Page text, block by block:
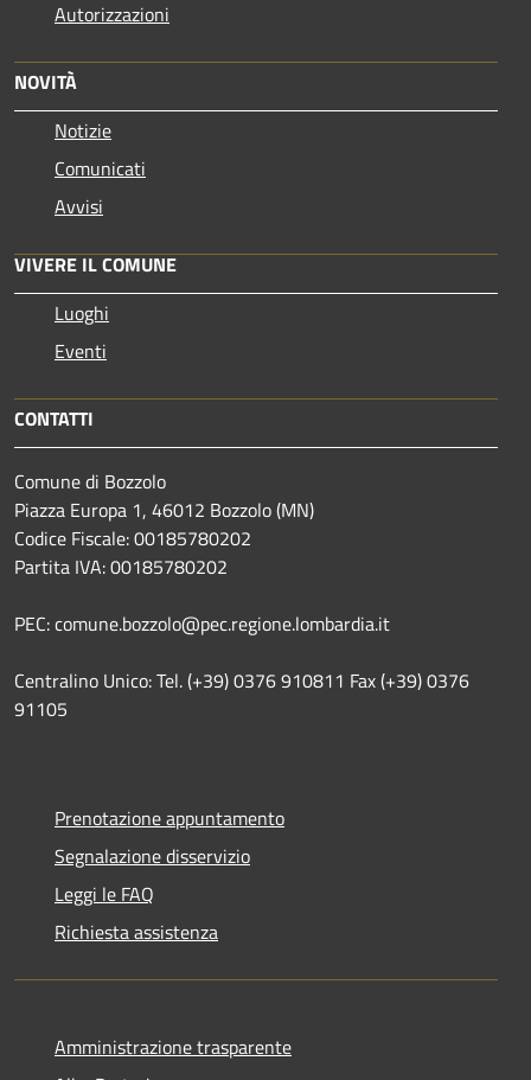
Autorizzazioni
NOVITÀ
Notizie
Comunicati
Avvisi
VIVERE IL COMUNE
Luoghi
Eventi
CONTATTI
Comune di Bozzolo
Piazza Europa 1, 46012 Bozzolo (MN)
Codice Fiscale: 00185780202
Partita IVA: 00185780202
PEC: comune.bozzolo@pec.regione.lombardia.it
Centralino Unico: Tel. (+39) 0376 910811 Fax (+39) 0376
91105
Prenotazione appuntamento
Segnalazione disservizio
Leggi le FAQ
Richiesta assistenza
Amministrazione trasparente